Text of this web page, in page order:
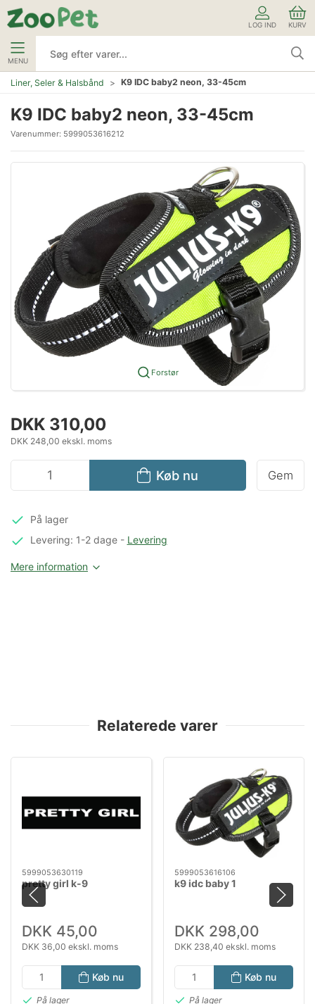
LOG IND KURV
MENU
Liner, Seler & Halsbånd K9 IDC baby2 neon, 33-45cm
K9 IDC baby2 neon, 33-45cm
Varenummer: 5999053616212
Forstør
DKK 310,00
DKK 248,00 ekskl. moms
Køb nu Gem
På lager
Levering: 1-2 dage- Levering
Mere information
Relaterede varer
5999053630119
pretty girl k-9
DKK 45,00
DKK 36,00 ekskl. moms
Køb nu
På lager
5999053616106
k9 idc baby 1
DKK 298,00
DKK 238,40 ekskl. moms
Køb nu
På lager